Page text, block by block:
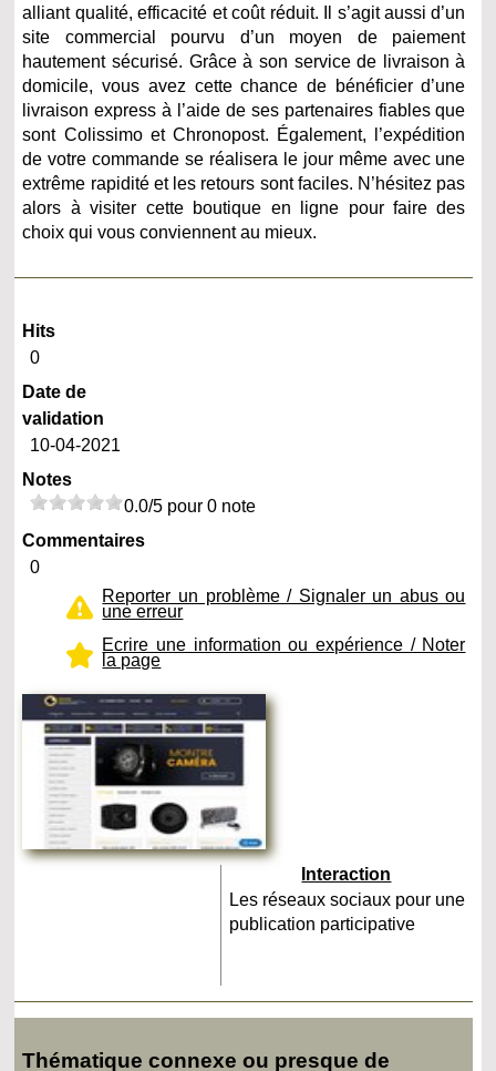
alliant qualité, efficacité et coût réduit. Il s’agit aussi d’un
site commercial pourvu d’un moyen de paiement
hautement sécurisé. Grâce à son service de livraison à
domicile, vous avez cette chance de bénéficier d’une
livraison express à l’aide de ses partenaires fiables que
sont Colissimo et Chronopost. Également, l’expédition
de votre commande se réalisera le jour même avec une
extrême rapidité et les retours sont faciles. N’hésitez pas
alors à visiter cette boutique en ligne pour faire des
choix qui vous conviennent au mieux.
Hits
0
Date de
validation
10-04-2021
Notes
0.0/5 pour 0 note
Commentaires
0
Reporter un problème / Signaler un abus ou
une erreur
Ecrire une information ou expérience / Noter
la page
Interaction
Les réseaux sociaux pour une
publication participative
Thématique connexe ou presque de